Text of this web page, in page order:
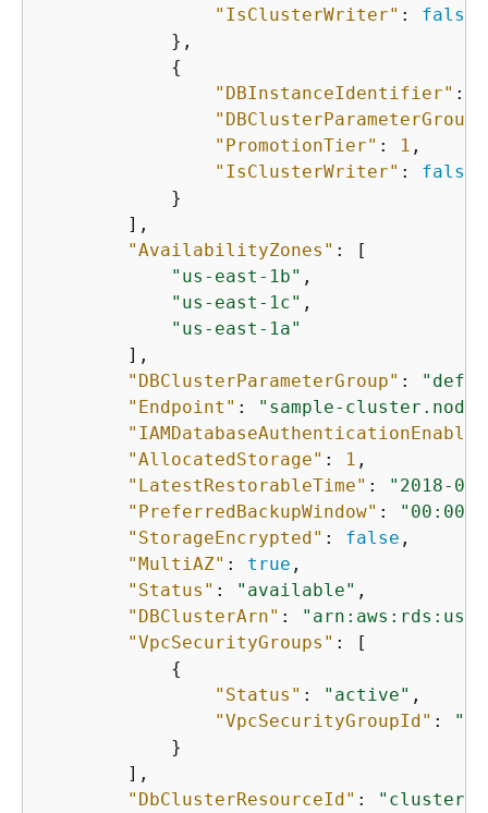
"IsClusterWriter" : false
            },
{
"DBInstanceIdentifier" :
"PromotionTier" : 1 ,
"IsClusterWriter" : false
            }
        ],
"AvailabilityZones" : [
"us-east-1b" ,
"us-east-1c" ,
"us-east-1a"
        ],
"DBClusterParameterGroup" :
"Endpoint" :
"sample-
"AllocatedStorage" : 1 ,
"LatestRestorableTime" :
"2018-
"PreferredBackupWindow" :
"00:00-
"StorageEncrypted" : false ,
"MultiAZ" : true ,
"Status" : "available" ,
"DBClusterArn" :
"arn:aws:rds:us-
"VpcSecurityGroups" : [
{
"Status" : "active" ,
"VpcSecurityGroupId" :
            }
        ],
"DbClusterResourceId" :
"cluster-